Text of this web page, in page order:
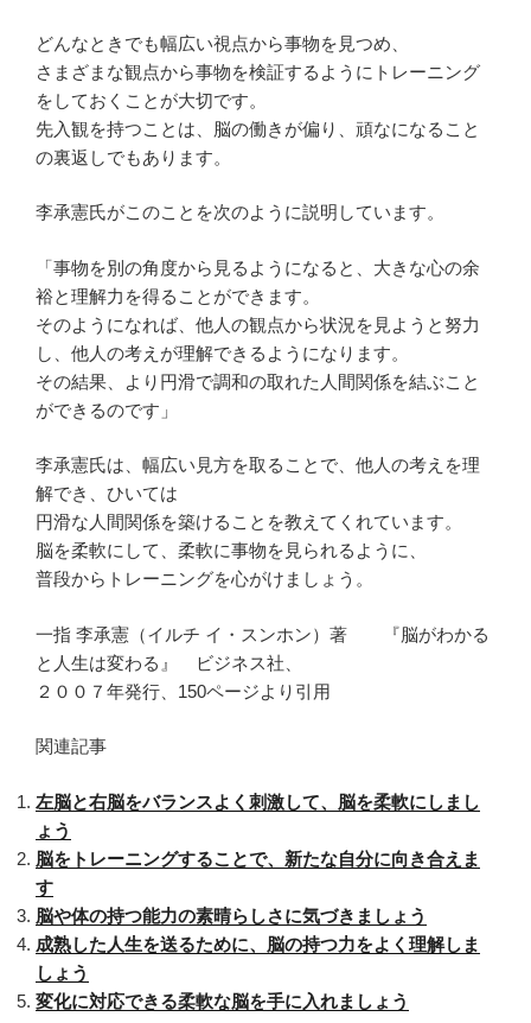
どんなときでも幅広い視点から事物を見つめ、
さまざまな観点から事物を検証するようにトレーニング
をしておくことが大切です。
先入観を持つことは、脳の働きが偏り、頑なになること
の裏返しでもあります。
李承憲氏がこのことを次のように説明しています。
「事物を別の角度から見るようになると、大きな心の余
裕と理解力を得ることができます。
そのようになれば、他人の観点から状況を見ようと努力
し、他人の考えが理解できるようになります。
その結果、より円滑で調和の取れた人間関係を結ぶこと
ができるのです」
李承憲氏は、幅広い見方を取ることで、他人の考えを理
解でき、ひいては
円滑な人間関係を築けることを教えてくれています。
脳を柔軟にして、柔軟に事物を見られるように、
普段からトレーニングを心がけましょう。
一指 李承憲（イルチ イ・スンホン）著 『脳がわかる
と人生は変わる』 ビジネス社、
２００７年発行、150ページより引用
関連記事
左脳と右脳をバランスよく刺激して、脳を柔軟にしまし
ょう
脳をトレーニングすることで、新たな自分に向き合えま
す
脳や体の持つ能力の素晴らしさに気づきましょう
成熟した人生を送るために、脳の持つ力をよく理解しま
しょう
変化に対応できる柔軟な脳を手に入れましょう